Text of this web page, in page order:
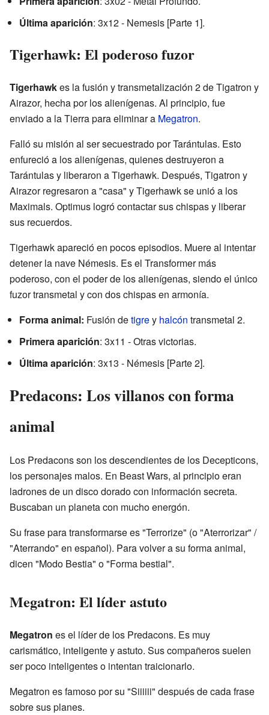
Última aparición: 3x12 - Nemesis [Parte 1].
Tigerhawk: El poderoso fuzor
Tigerhawkes la fusión y transmetalización 2 de Tigatron y
Airazor, hecha por los alienígenas. Al principio, fue
enviado a la Tierra para eliminar a Megatron.
Falló su misión al ser secuestrado por Tarántulas. Esto
enfureció a los alienígenas, quienes destruyeron a
Tarántulas y liberaron a Tigerhawk. Después, Tigatron y
Airazor regresaron a "casa" y Tigerhawk se unió a los
Maximals. Optimus logró contactar sus chispas y liberar
sus recuerdos.
Tigerhawk apareció en pocos episodios. Muere al intentar
detener la nave Némesis. Es el Transformer más
poderoso, con el poder de los alienígenas, siendo el único
fuzor transmetal y con dos chispas en armonía.
Forma animal: Fusión detigrey halcón transmetal 2.
Primera aparición: 3x11 - Otras victorias.
Última aparición: 3x13 - Némesis [Parte 2].
Predacons: Los villanos con forma
animal
Los Predacons son los descendientes de los Decepticons,
los personajes malos. En Beast Wars, al principio eran
ladrones de un disco dorado con información secreta.
Buscaban un planeta con mucho energón.
Su frase para transformarse es "Terrorize" (o "Aterrorizar" /
"Aterrando" en español). Para volver a su forma animal,
dicen "Modo Bestia" o "Forma bestial".
Megatron: El líder astuto
Megatron es el líder de los Predacons. Es muy
carismático, inteligente y astuto. Sus compañeros suelen
ser poco inteligentes o intentan traicionarlo.
Megatron es famoso por su "Siiiiii" después de cada frase
sobre sus planes.